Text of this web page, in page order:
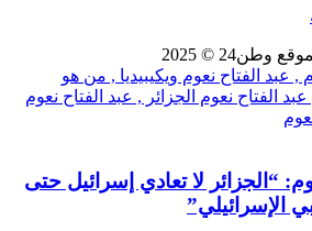
© 2025
“الجزائر لا تعادي إسرائيل حتى
الإسرائيلي”